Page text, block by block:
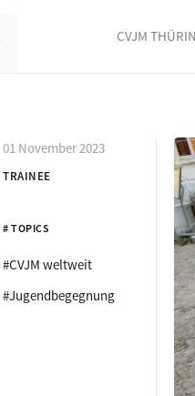
CVJM
01 November 2023
TRAINEE
# TOPICS
#CVJM weltweit
#Jugendbegegnung